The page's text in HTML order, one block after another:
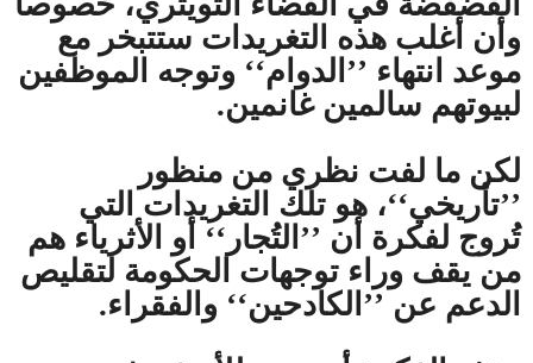
وأن أغلب هذه التغريدات ستتبخر مع
موعد انتهاء ’’الدوام‘‘ وتوجه الموظفين
لبيوتهم سالمين غانمين.
لكن ما لفت نظري من منظور
’’تأريخي‘‘، هو تلك التغريدات التي
تُروج لفكرة أن ’’التُجار‘‘ أو الأثرياء هم
من يقف وراء توجهات الحكومة لتقليص
الدعم عن ’’الكادحين‘‘ والفقراء.